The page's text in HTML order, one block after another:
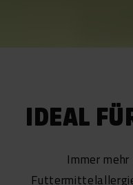
IDEAL
Immer